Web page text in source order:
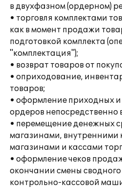
в двухфазном (ордерном)
• торговля комплектами
как в момент продажи
подготовкой комплекта
"комплектация");
• возврат товаров от
• оприходование,
товаров;
• оформление приходных
ордеров непосредственно
• перемещение денежных
магазинами, внутренними
магазинами и кассами
• оформление чеков
окончании смены сводного
контрольно-кассовой